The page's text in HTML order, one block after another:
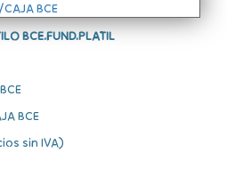
BCE.FUND.PLATIL
BCE
sin IVA)